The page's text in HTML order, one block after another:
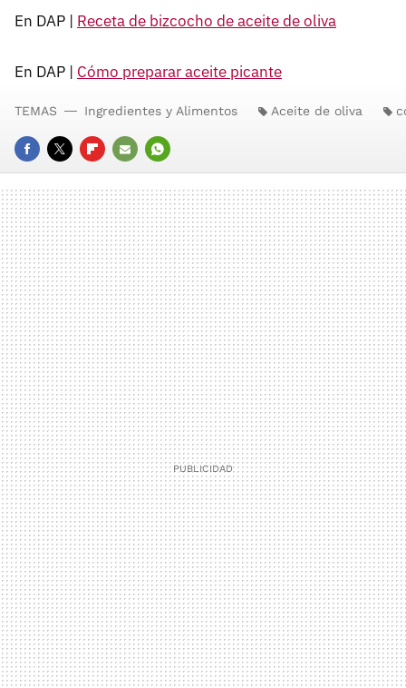
En DAP | Receta de bizcocho de aceite de oliva
En DAP | Cómo preparar aceite picante
FACEBOOK
TWITTERFLIPBOARD
E-
MAIL
WHATSAPP
TEMAS Ingredientes y Alimentos Aceite de oliva